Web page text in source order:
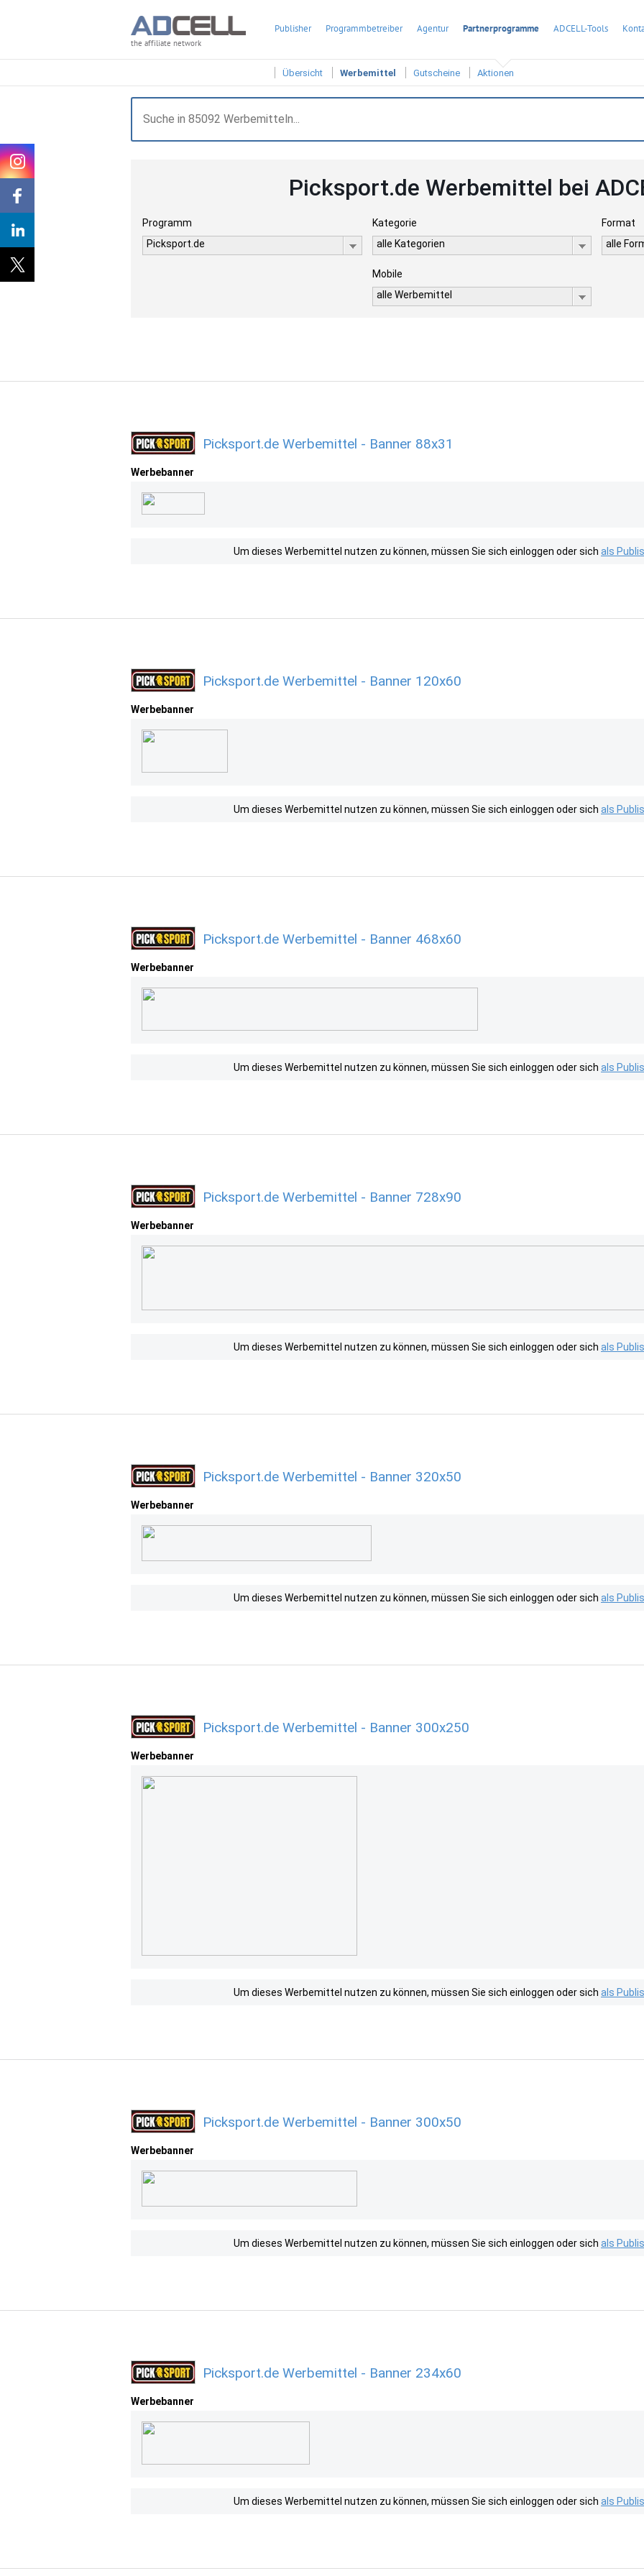
the affiliate network
Publisher Programmbetreiber Agentur Partnerprogramme ADCELL-Tools
Übersicht Werbemittel Gutscheine Aktionen
Picksport.de Werbemittel bei
Programm
Picksport.de
Kategorie
alle Kategorien
Format
alle
Mobile
alle Werbemittel
Picksport.de Werbemittel - Banner 88x31
Werbebanner
Um dieses Werbemittel nutzen zu können, müssen Sie sich einloggen oder sich als
Picksport.de Werbemittel - Banner 120x60
Werbebanner
Um dieses Werbemittel nutzen zu können, müssen Sie sich einloggen oder sich als
Picksport.de Werbemittel - Banner 468x60
Werbebanner
Um dieses Werbemittel nutzen zu können, müssen Sie sich einloggen oder sich als
Picksport.de Werbemittel - Banner 728x90
Werbebanner
Um dieses Werbemittel nutzen zu können, müssen Sie sich einloggen oder sich als
Picksport.de Werbemittel - Banner 320x50
Werbebanner
Um dieses Werbemittel nutzen zu können, müssen Sie sich einloggen oder sich als
Picksport.de Werbemittel - Banner 300x250
Werbebanner
Um dieses Werbemittel nutzen zu können, müssen Sie sich einloggen oder sich als
Picksport.de Werbemittel - Banner 300x50
Werbebanner
Um dieses Werbemittel nutzen zu können, müssen Sie sich einloggen oder sich als
Picksport.de Werbemittel - Banner 234x60
Werbebanner
Um dieses Werbemittel nutzen zu können, müssen Sie sich einloggen oder sich als